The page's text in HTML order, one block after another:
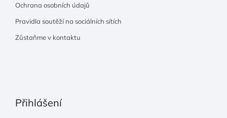
Ochrana osobních údajů
Pravidla soutěží na sociálních sítích
Zůstaňme v kontaktu
Přihlášení